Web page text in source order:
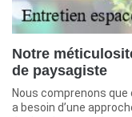
Notre
de paysagiste
Nous comprenons
a besoin d’une